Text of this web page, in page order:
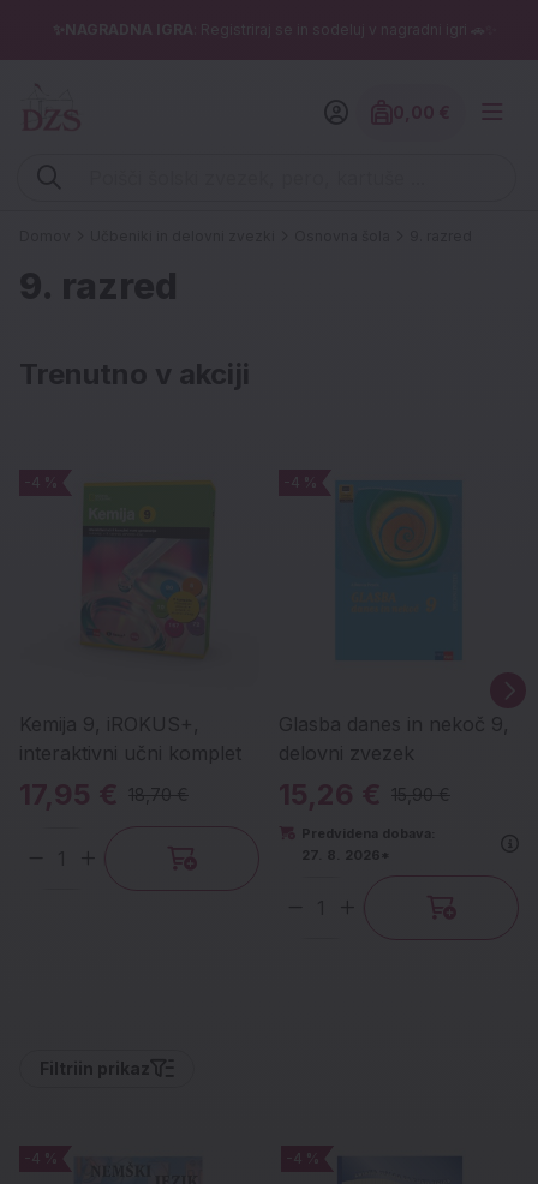
✨NAGRADNA IGRA : Registriraj se in sodeluj v nagradni igri 🚗✨
Vpišite iskalni niz (šolski zvezek, pero, kartuše ...)
Znesek
9. razred
Trenutno v akciji
-4 %
Kemija 9, iROKUS+,
interaktivni učni komplet
-4 %
17,95 € 18,70 €
Količina
-4 %
Glasba danes in nekoč 9,
delovni zvezek
-4 %
15,26 € 15,90 €
Predvidena dobava:
27. 8. 2026*
Filtriin prikaz
-4 %
-4 % -4 %
-4 %